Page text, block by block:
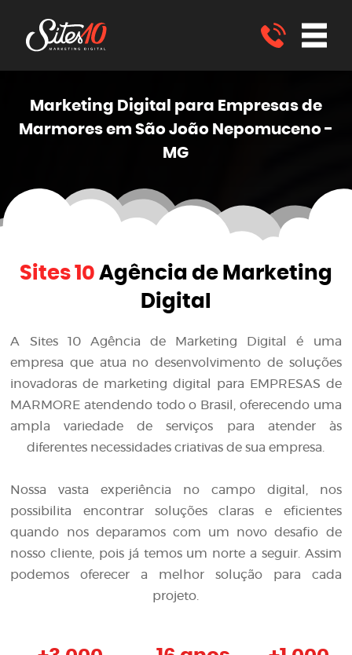
Marketing Digital para Empresas de
Marmores em São João Nepomuceno -
MG
Sites 10 Agência de Marketing
Digital
A Sites 10 Agência de Marketing Digital
é uma
empresa que atua no desenvolvimento de soluções
inovadoras de marketing digital para EMPRESAS de
MARMORE atendendo todo o Brasil, oferecendo uma
ampla variedade de serviços para atender às
diferentes necessidades criativas de sua empresa.
Nossa vasta experiência no campo digital, nos
possibilita encontrar soluções claras e eficientes
quando nos deparamos com um novo desafio de
nosso cliente, pois já temos um norte a seguir. Assim
podemos oferecer a melhor solução para cada
projeto.